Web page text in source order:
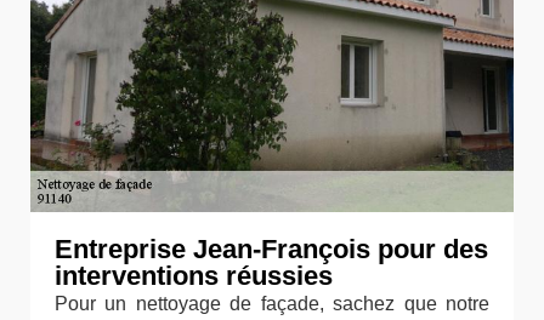
Entreprise Jean-François pour des
interventions réussies
Pour un nettoyage de façade, sachez que notre